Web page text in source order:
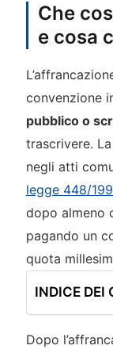
Che
e cosa
convenzione
pubblico o
trascrivere.
negli atti
legge 448/
dopo almeno
pagando un
quota
INDICE DEI
Dopo